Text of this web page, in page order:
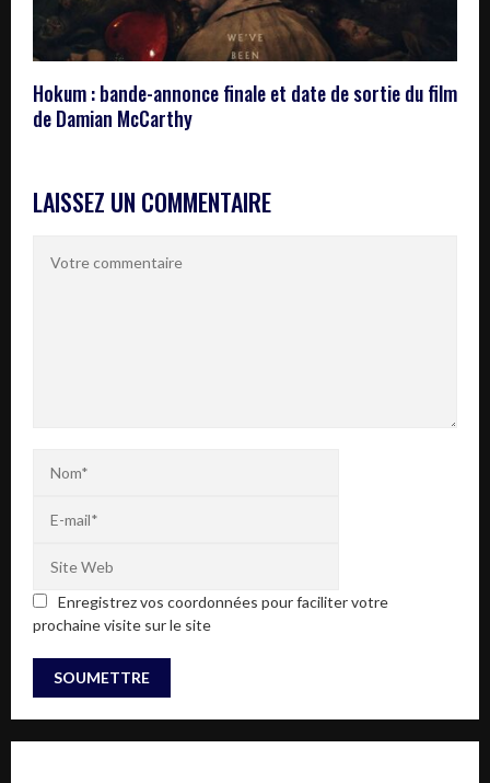
Hokum : bande-annonce finale et date de sortie du film
de Damian McCarthy
LAISSEZ UN COMMENTAIRE
Enregistrez vos coordonnées pour faciliter votre
prochaine visite sur le site